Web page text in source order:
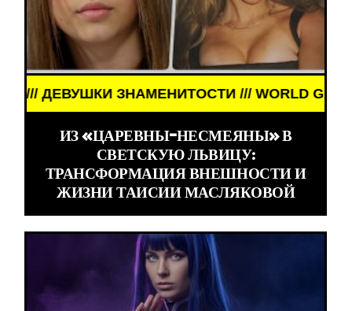
ЗНАМЕНИТОСТИ /// WORLD GIRLS ///
ИЗ «ЦАРЕВНЫ-НЕСМЕЯНЫ» В
СВЕТСКУЮ ЛЬВИЦУ:
ТРАНСФОРМАЦИЯ ВНЕШНОСТИ И
ЖИЗНИ ТАИСИИ МАСЛЯКОВОЙ